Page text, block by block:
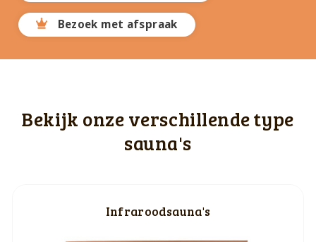
Bezoek met afspraak
Bekijk onze verschillende type
sauna's
Infraroodsauna's